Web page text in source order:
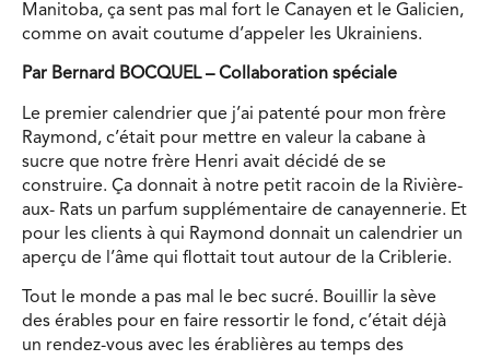
Manitoba, ça sent pas mal fort le Canayen et le Galicien,
comme on avait coutume d’appeler les Ukrainiens.
Par Bernard BOCQUEL – Collaboration spéciale
Le premier calendrier que j’ai patenté pour mon frère
Raymond, c’était pour mettre en valeur la cabane à
sucre que notre frère Henri avait décidé de se
construire. Ça donnait à notre petit racoin de la Rivière-
aux- Rats un parfum supplémentaire de canayennerie. Et
pour les clients à qui Raymond donnait un calendrier un
aperçu de l’âme qui flottait tout autour de la Criblerie.
Tout le monde a pas mal le bec sucré. Bouillir la sève
des érables pour en faire ressortir le fond, c’était déjà
un rendez-vous avec les érablières au temps des